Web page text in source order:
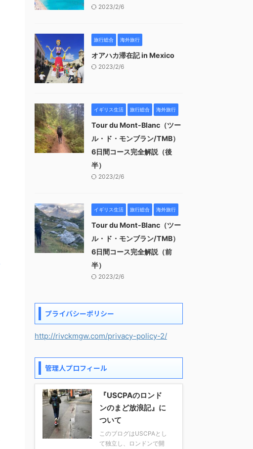
2023/2/6
旅行総合 海外旅行
オアハカ滞在記 in Mexico
2023/2/6
イギリス生活 旅行総合 海外旅行
Tour du Mont-Blanc（ツー
ル・ド・モンブラン/TMB）
6日間コース完全解説（後
半）
2023/2/6
イギリス生活 旅行総合 海外旅行
Tour du Mont-Blanc（ツー
ル・ド・モンブラン/TMB）
6日間コース完全解説（前
半）
2023/2/6
プライバシーポリシー
http://rivckmgw.com/privacy-policy-2/
管理人プロフィール
『USCPAのロンド
ンのまど放浪記』に
ついて
このブログはUSCPAとし
て独立し、ロンドンで開